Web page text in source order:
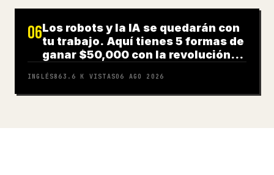
06Los robots y la IA se quedarán con
tu trabajo. Aquí tienes 5 formas de
ganar $50,000 con la revolución
INGLÉS863.6 K VISTAS06 AGO 2026